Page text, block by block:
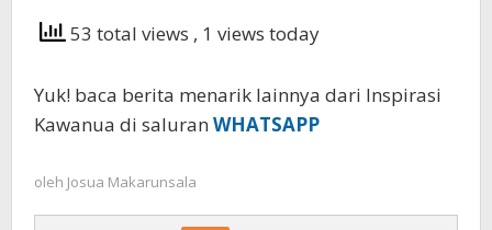
53 total views , 1 views today
Yuk! baca berita menarik lainnya dari Inspirasi
Kawanua di saluran WHATSAPP
oleh Josua Makarunsala